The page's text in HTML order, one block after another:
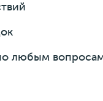
любым